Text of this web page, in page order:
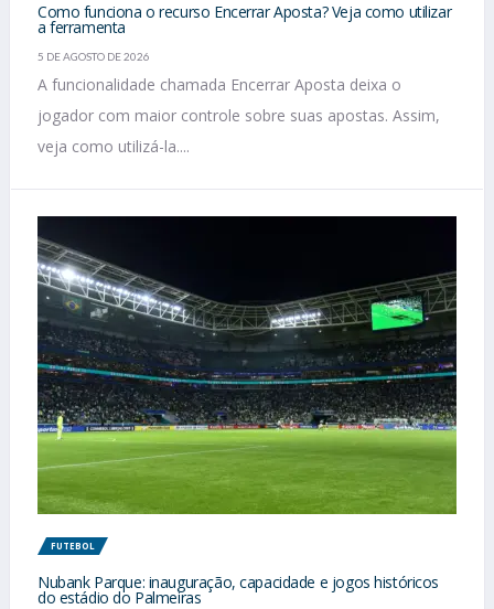
Como funciona o recurso Encerrar Aposta? Veja como utilizar
a ferramenta
5 DE AGOSTO DE 2026
A funcionalidade chamada Encerrar Aposta deixa o
jogador com maior controle sobre suas apostas. Assim,
veja como utilizá-la....
FUTEBOL
Nubank Parque: inauguração, capacidade e jogos históricos
do estádio do Palmeiras